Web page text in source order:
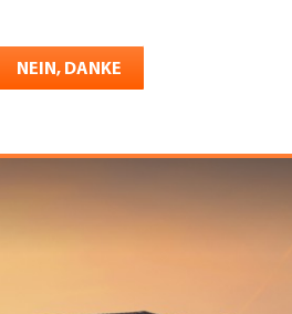
NEIN, DANKE
Konto Deutsch